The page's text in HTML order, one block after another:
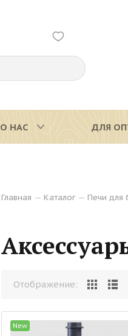
О НАС ДЛЯ
Главная — Каталог — Печи для
Отображение:
New